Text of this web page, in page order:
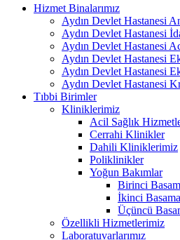
Hizmet Binalarımız
Aydın Devlet Hastanesi
Aydın Devlet Hastanesi
Aydın Devlet Hastanesi
Aydın Devlet Hastanesi
Aydın Devlet Hastanesi
Aydın Devlet Hastanesi
Tıbbi Birimler
Kliniklerimiz
Acil Sağlık
Cerrahi Klinikler
Dahili Kliniklerimiz
Poliklinikler
Yoğun Bakımlar
Birinci
İkinci
Üçüncü
Özellikli Hizmetlerimiz
Laboratuvarlarımız